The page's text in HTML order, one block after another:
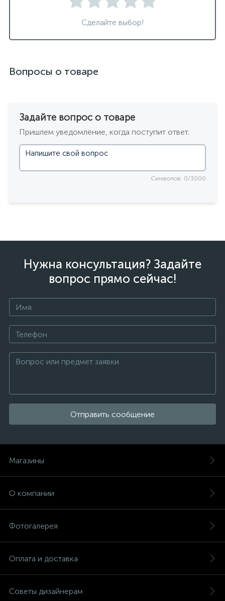
Сделайте выбор!
Вопросы о товаре
Задайте вопрос о товаре
Пришлем уведомление, когда поступит ответ.
Символов: 0/3000
Нужна консультация? Задайте
вопрос прямо сейчас!
Отправить сообщение
Магазины
О компании
Фотогалерея
Оплата и доставка
Советы дизайнерам